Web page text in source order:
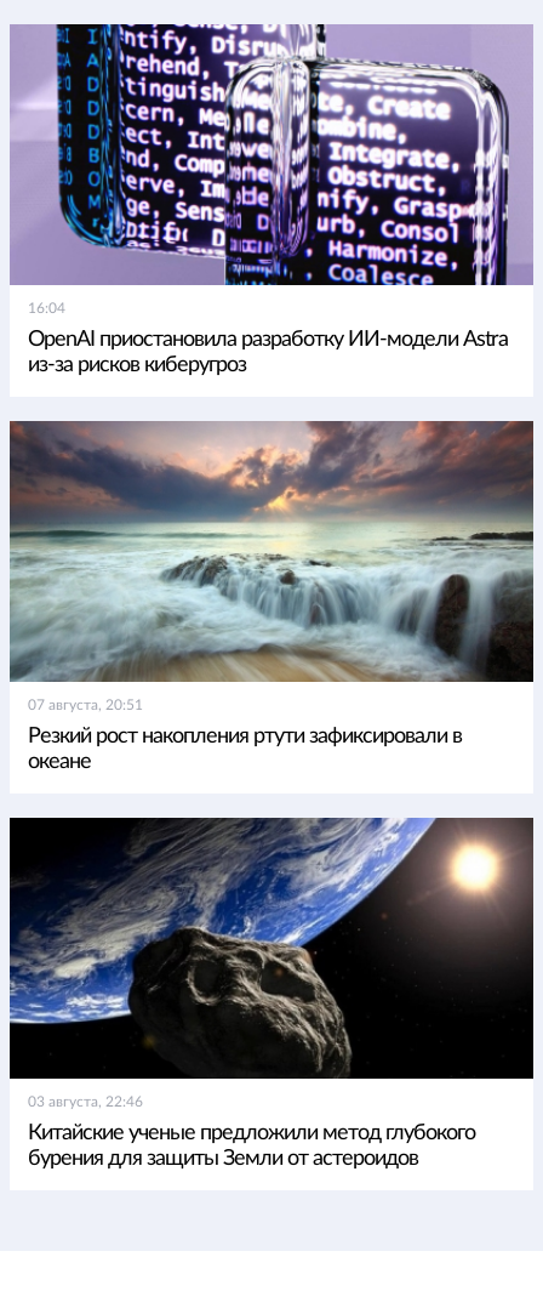
16:04
OpenAI приостановила разработку ИИ-модели Astra
из-за рисков киберугроз
07 августа, 20:51
Резкий рост накопления ртути зафиксировали в
океане
03 августа, 22:46
Китайские ученые предложили метод глубокого
бурения для защиты Земли от астероидов